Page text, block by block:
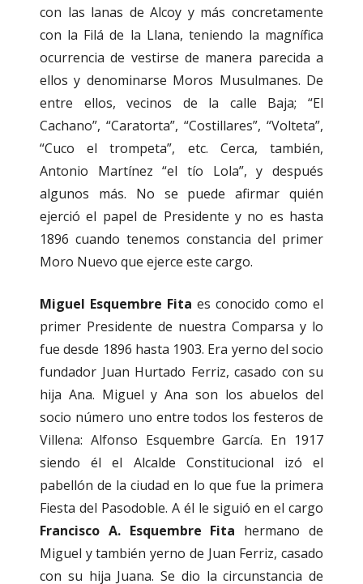
con las lanas de Alcoy y más concretamente
con la Filá de la Llana, teniendo la magnífica
ocurrencia de vestirse de manera parecida a
ellos y denominarse Moros Musulmanes. De
entre ellos, vecinos de la calle Baja; “El
Cachano”, “Caratorta”, “Costillares”, “Volteta”,
“Cuco el trompeta”, etc. Cerca, también,
Antonio Martínez “el tío Lola”, y después
algunos más. No se puede afirmar quién
ejerció el papel de Presidente y no es hasta
1896 cuando tenemos constancia del primer
Moro Nuevo que ejerce este cargo.
Miguel Esquembre Fita es conocido como el
primer Presidente de nuestra Comparsa y lo
fue desde 1896 hasta 1903. Era yerno del socio
fundador Juan Hurtado Ferriz, casado con su
hija Ana. Miguel y Ana son los abuelos del
socio número uno entre todos los festeros de
Villena: Alfonso Esquembre García. En 1917
siendo él el Alcalde Constitucional izó el
pabellón de la ciudad en lo que fue la primera
Fiesta del Pasodoble. A él le siguió en el cargo
Francisco A. Esquembre Fita hermano de
Miguel y también yerno de Juan Ferriz, casado
con su hija Juana. Se dio la circunstancia de